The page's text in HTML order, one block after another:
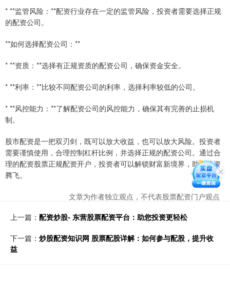
* **监管风险：**配资行业存在一定的监管风险，投资者需要选择正规
的配资公司。
**如何选择配资公司：**
* **资质：**选择有正规资质的配资公司，确保资金安全。
* **利率：**比较不同配资公司的利率，选择利率较低的公司。
* **风控能力：**了解配资公司的风控能力，确保其有完善的止损机
制。
股市配资是一把双刃剑，既可以放大收益，也可以放大风险。投资者
需要谨慎使用，合理控制杠杆比例，并选择正规的配资公司。通过合
理的配资股票正规配资开户，投资者可以解锁财富新境界，助力投资
腾飞。
文章为作者独立观点，不代表股票配资门户观点
上一篇： 配资炒股- 东营股票配资平台：助您投资更轻松
下一篇： 炒股配资知识网 股票配股详解：如何参与配股，提升收
益